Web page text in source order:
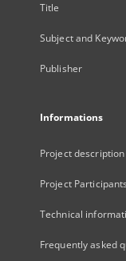
Title
Subject and
Publisher
Informations
Project description
Project Participants
Technical
Frequently asked